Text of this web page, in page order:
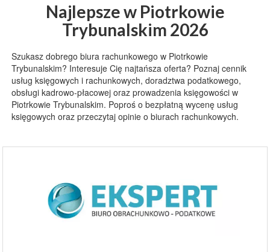
Najlepsze w Piotrkowie
Trybunalskim 2026
Szukasz dobrego biura rachunkowego w Piotrkowie
Trybunalskim? Interesuje Cię najtańsza oferta? Poznaj cennik
usług księgowych i rachunkowych, doradztwa podatkowego,
obsługi kadrowo-płacowej oraz prowadzenia księgowości w
Piotrkowie Trybunalskim. Poproś o bezpłatną wycenę usług
księgowych oraz przeczytaj opinie o biurach rachunkowych.